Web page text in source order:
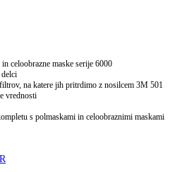
celoobrazne maske serije 6000
na katere jih pritrdimo z nosilcem 3M 501
vrednosti
s polmaskami in celoobraznimi maskami